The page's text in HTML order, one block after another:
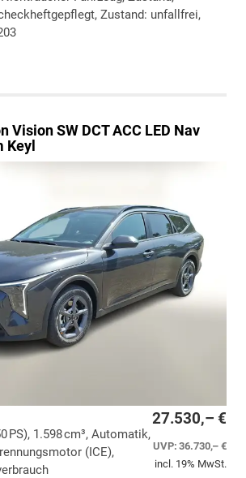
Zustand: unfallfrei,
Fahrzeugexposé drucken
Vision SW DCT ACC LED Nav
Keyl
27.530,– €
UVP:36.730,– €
incl. 19% MwSt.
PS), 1.598 cm³, Automatik,
(ICE),